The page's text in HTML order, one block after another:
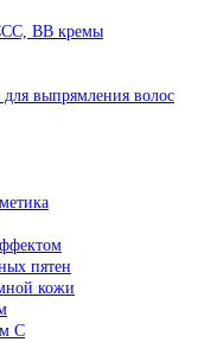
ВВ кремы
для выпрямления волос
пятен
кожи
С